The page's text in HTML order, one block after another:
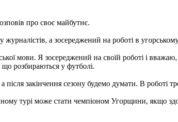
про своє майбутнє.
а зосереджений на роботі в
мови. Я зосереджений на своїй роботі і
розбираються у футболі.
закінчення сезону будемо думати. В роботі
турі може стати чемпіоном Угорщини, якщо